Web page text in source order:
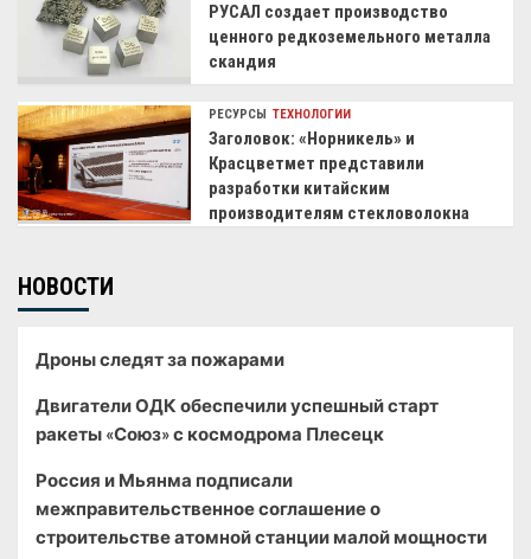
РУСАЛ создает производство
ценного редкоземельного металла
скандия
РЕСУРСЫ ТЕХНОЛОГИИ
Заголовок: «Норникель» и
Красцветмет представили
разработки китайским
производителям стекловолокна
НОВОСТИ
Дроны следят за пожарами
Двигатели ОДК обеспечили успешный старт
ракеты «Союз» с космодрома Плесецк
Россия и Мьянма подписали
межправительственное соглашение о
строительстве атомной станции малой мощности